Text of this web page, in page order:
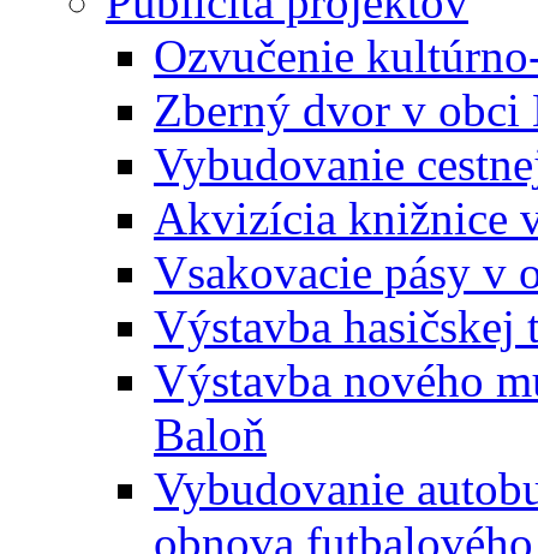
Ozvučenie
Zberný dvor v obci
Vybudovanie
Akvizícia knižnice
Vsakovacie pásy v
Výstavba
Výstavba nového
Baloň
Vybudovanie
obnova